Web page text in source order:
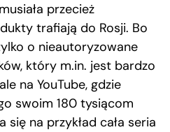
przecież
trafiają do Rosji. Bo
o nieautoryzowane
który m.in. jest bardzo
na YouTube, gdzie
swoim 180 tysiącom
się na przykład cała seria